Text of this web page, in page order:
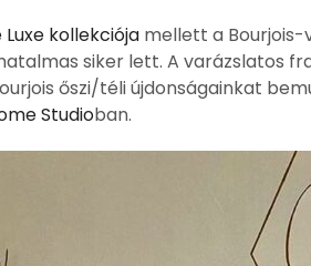
Luxe kollekciója mellett a Bourjois-
siker lett. A varázslatos
őszi/téli újdonságainkat
Studioban.